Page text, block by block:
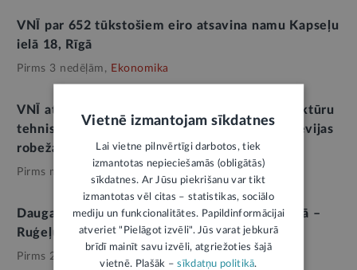
VNĪ par 652 tūkstošiem eiro atsavina namu Kapseļu
ielā 18, Rīgā
Pirms 3 nedēļām, Ekonomika
VNĪ attīsta papildu robežapsardzības infrastruktūru
tehniski sarežģītās teritorijās pie Latvijas–Krievijas
robežas
Pirms mēneša, Valsts aizsardzība
Daugavpils stāsts PPP īres mājokļu programmā –
Ruģeļu ciematā taps 120 jaunu mājokļu
Pirms 2 mēnešiem, Mājoklis
Vietnē izmantojam sīkdatnes
Lai vietne pilnvērtīgi darbotos, tiek
izmantotas nepieciešamās (obligātās)
sīkdatnes. Ar Jūsu piekrišanu var tikt
izmantotas vēl citas – statistikas, sociālo
mediju un funkcionalitātes. Papildinformācijai
atveriet "Pielāgot izvēli". Jūs varat jebkurā
brīdī mainīt savu izvēli, atgriežoties šajā
vietnē. Plašāk –sīkdatņu politikā.